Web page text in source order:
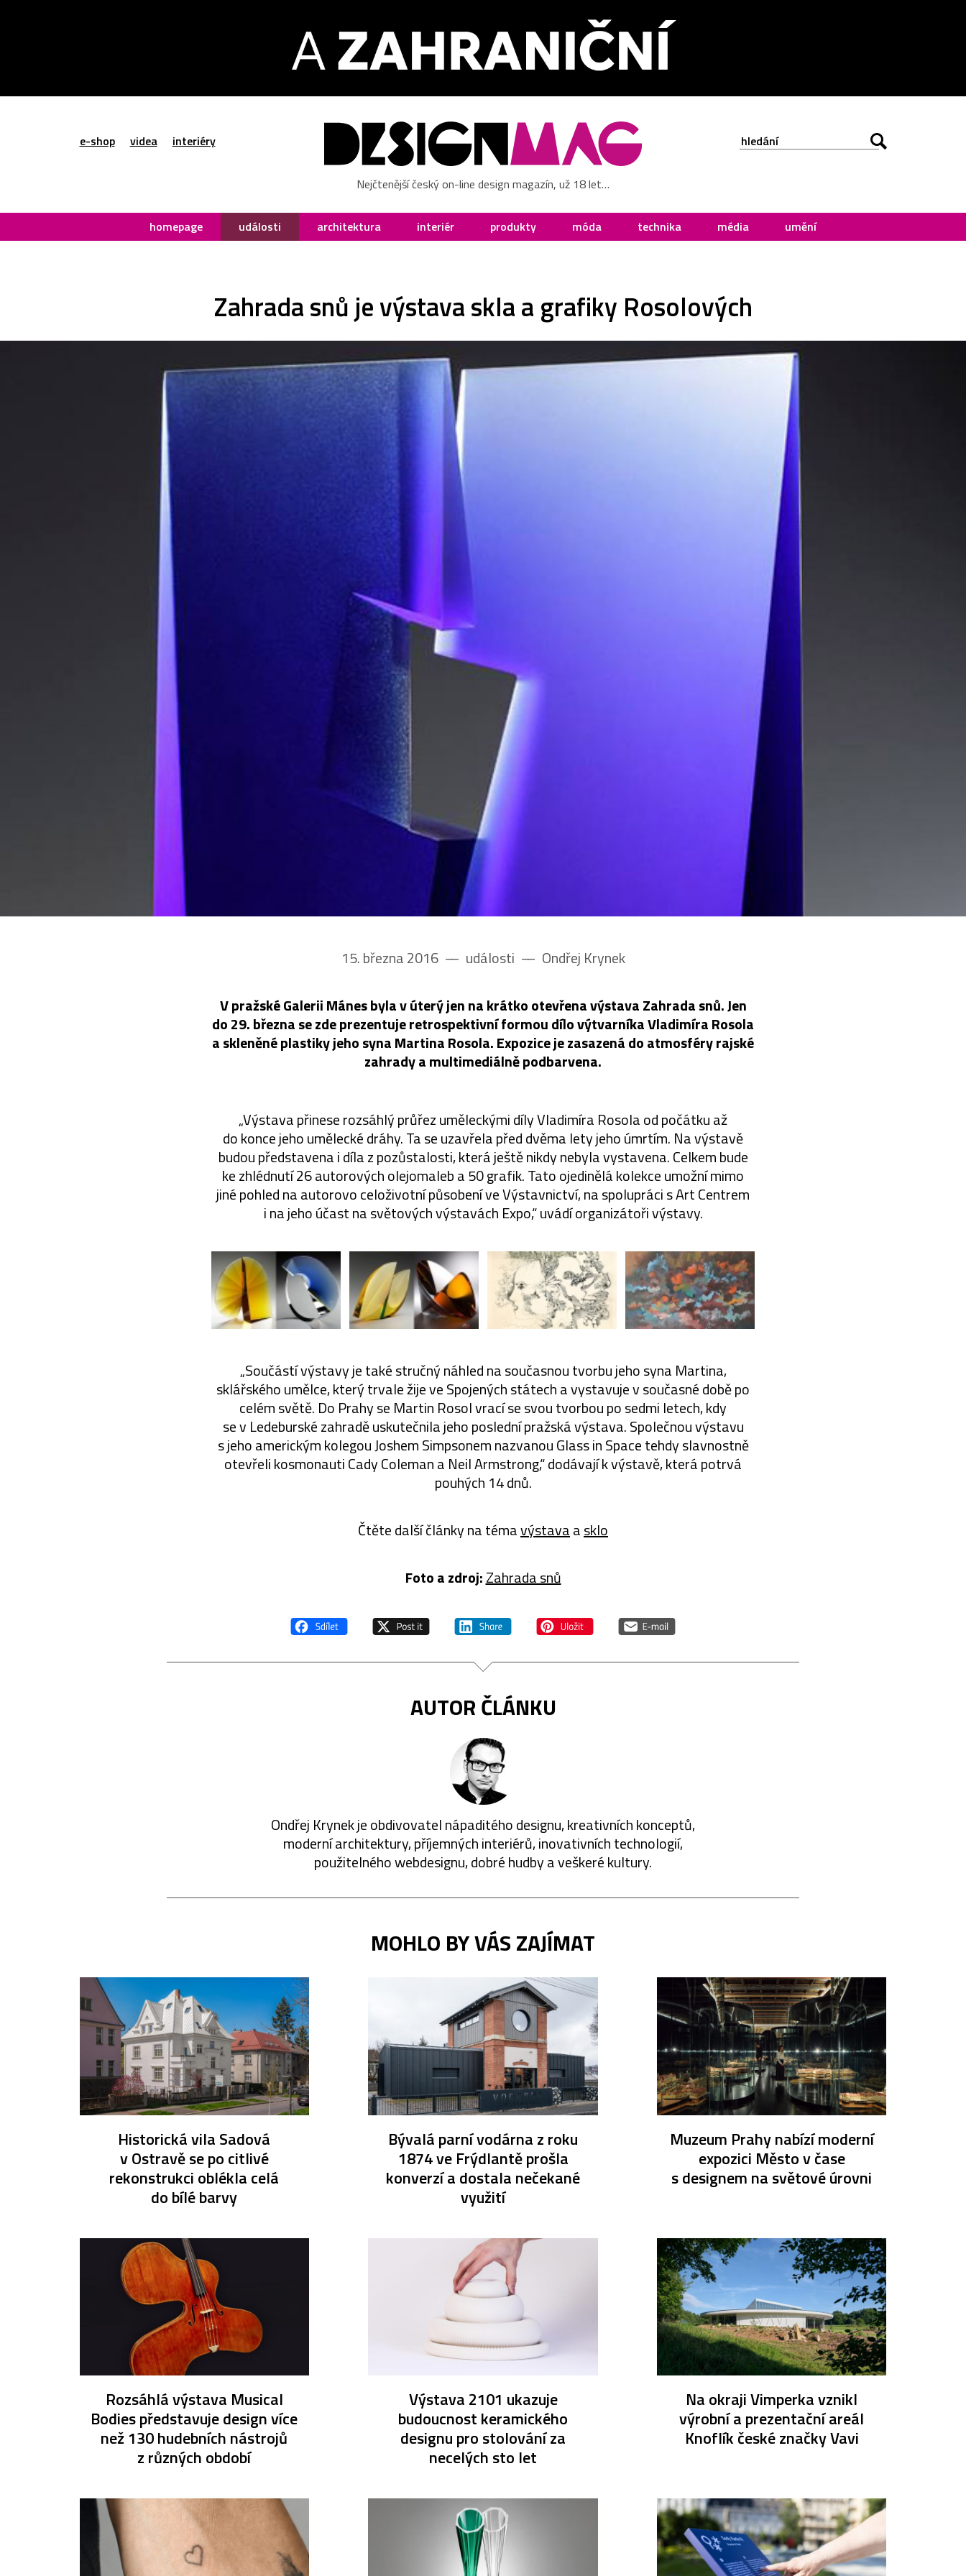
e-shop videa interiéry
Nejčtenější český on-line design magazín, už 18 let…
homepage události architektura interiér produkty móda technika média umění
Zahrada snů je výstava skla a grafiky Rosolových
15. března 2016 –– události –– Ondřej Krynek
V pražské Galerii Mánes byla v úterý jen na krátko otevřena výstava Zahrada snů. Jen
do 29. března se zde prezentuje retrospektivní formou dílo výtvarníka Vladimíra Rosola
a skleněné plastiky jeho syna Martina Rosola. Expozice je zasazená do atmosféry rajské
zahrady a multimediálně podbarvena.
„Výstava přinese rozsáhlý průřez uměleckými díly Vladimíra Rosola od počátku až
do konce jeho umělecké dráhy. Ta se uzavřela před dvěma lety jeho úmrtím. Na výstavě
budou představena i díla z pozůstalosti, která ještě nikdy nebyla vystavena. Celkem bude
ke zhlédnutí 26 autorových olejomaleb a 50 grafik. Tato ojedinělá kolekce umožní mimo
jiné pohled na autorovo celoživotní působení ve Výstavnictví, na spolupráci s Art Centrem
i na jeho účast na světových výstavách Expo,“ uvádí organizátoři výstavy.
„Součástí výstavy je také stručný náhled na současnou tvorbu jeho syna Martina,
sklářského umělce, který trvale žije ve Spojených státech a vystavuje v současné době po
celém světě. Do Prahy se Martin Rosol vrací se svou tvorbou po sedmi letech, kdy
se v Ledeburské zahradě uskutečnila jeho poslední pražská výstava. Společnou výstavu
s jeho americkým kolegou Joshem Simpsonem nazvanou Glass in Space tehdy slavnostně
otevřeli kosmonauti Cady Coleman a Neil Armstrong,“ dodávají k výstavě, která potrvá
pouhých 14 dnů.
Čtěte další články na témavýstavaasklo
Foto a zdroj:Zahrada snů
AUTOR ČLÁNKU
Ondřej Krynek je obdivovatel nápaditého designu, kreativních konceptů,
moderní architektury, příjemných interiérů, inovativních technologií,
použitelného webdesignu, dobré hudby a veškeré kultury.
MOHLO BY VÁS ZAJÍMAT
Historická vila Sadová
v Ostravě se po citlivé
rekonstrukci oblékla celá
do bílé barvy
Bývalá parní vodárna z roku
1874 ve Frýdlantě prošla
konverzí a dostala nečekané
využití
Muzeum Prahy nabízí moderní
expozici Město v čase
s designem na světové úrovni
Rozsáhlá výstava Musical
Bodies představuje design více
než 130 hudebních nástrojů
z různých období
Výstava 2101 ukazuje
budoucnost keramického
designu pro stolování za
necelých sto let
Na okraji Vimperka vznikl
výrobní a prezentační areál
Knoflík české značky Vavi